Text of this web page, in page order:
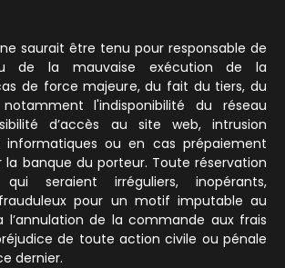
saurait être tenu pour responsable de
de la mauvaise exécution de la
de force majeure, du fait du tiers, du
l'indisponibilité du réseau
d’accès au site web, intrusion
informatiques ou en cas prépaiement
la banque du porteur. Toute réservation
seraient irréguliers, inopérants,
pour un motif imputable au
l’annulation de la commande aux frais
de toute action civile ou pénale
dernier.